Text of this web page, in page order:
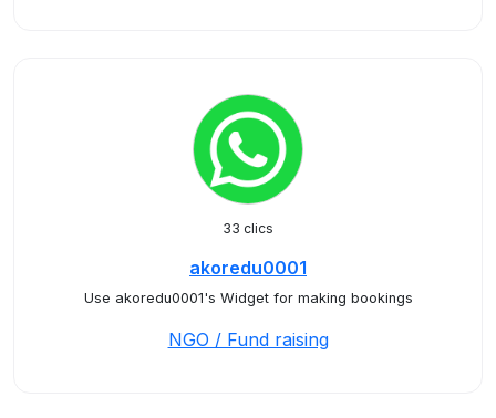
33 clics
akoredu0001
Use akoredu0001's Widget for making bookings
NGO / Fund raising